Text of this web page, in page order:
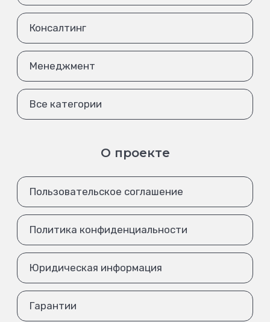
Консалтинг
Менеджмент
Все категории
О проекте
Пользовательское соглашение
Политика конфиденциальности
Юридическая информация
Гарантии